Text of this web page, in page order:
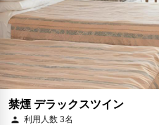
禁煙 デラックスツイン
利用人数 3名